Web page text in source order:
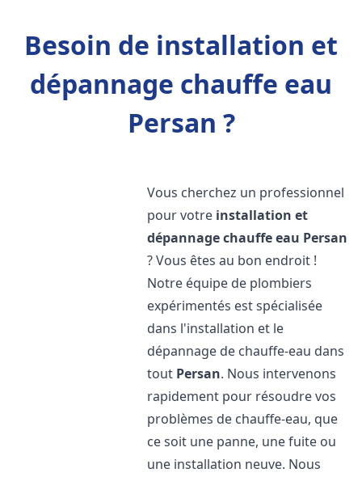
Besoin de installation et
dépannage chauffe eau
Persan ?
Vous cherchez un professionnel
pour votre installation et
dépannage chauffe eau Persan
? Vous êtes au bon endroit !
Notre équipe de plombiers
expérimentés est spécialisée
dans l'installation et le
dépannage de chauffe-eau dans
tout Persan. Nous intervenons
rapidement pour résoudre vos
problèmes de chauffe-eau, que
ce soit une panne, une fuite ou
une installation neuve. Nous